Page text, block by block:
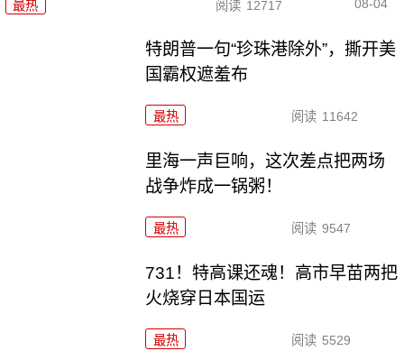
最热 阅读 12717 08-04
特朗普一句“珍珠港除外”，撕开美
国霸权遮羞布
最热 阅读 11642
里海一声巨响，这次差点把两场
战争炸成一锅粥！
最热 阅读 9547
731！特高课还魂！高市早苗两把
火烧穿日本国运
最热 阅读 5529